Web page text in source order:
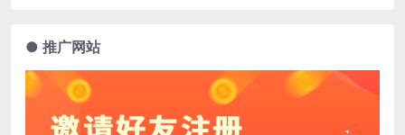
● 推广网站